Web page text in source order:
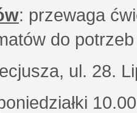
: przewaga
do
ul. 28.